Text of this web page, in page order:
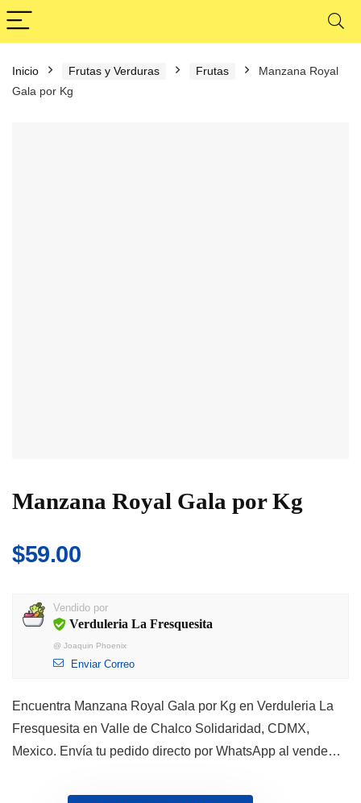
Inicio Frutas y Verduras Frutas
Manzana Royal
Gala por Kg
Manzana Royal Gala por Kg
$59.00
Vendido por
Verduleria La Fresquesita
@ Joaquin Phoenix
Enviar Correo
Encuentra Manzana Royal Gala por Kg en Verduleria La
Fresquesita en Valle de Chalco Solidaridad, CDMX,
Mexico. Envía tu pedido directo por WhatsApp al vende…